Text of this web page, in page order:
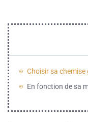
En fonction de sa